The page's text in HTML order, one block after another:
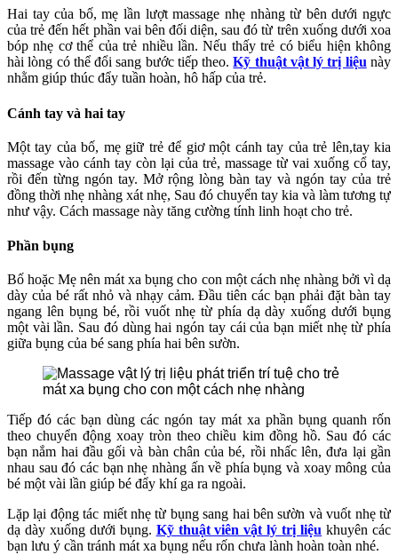
Hai tay của bố, mẹ lần lượt massage nhẹ nhàng từ bên dưới ngực
của trẻ đến hết phần vai bên đối diện, sau đó từ trên xuống dưới xoa
bóp nhẹ cơ thể của trẻ nhiều lần. Nếu thấy trẻ có biểu hiện không
hài lòng có thể đổi sang bước tiếp theo.Kỹ thuật vật lý trị liệu này
nhằm giúp thúc đẩy tuần hoàn, hô hấp của trẻ.
Cánh tay và hai tay
Một tay của bố, mẹ giữ trẻ để giơ một cánh tay của trẻ lên,tay kia
massage vào cánh tay còn lại của trẻ, massage từ vai xuống cổ tay,
rồi đến từng ngón tay. Mở rộng lòng bàn tay và ngón tay của trẻ
đồng thời nhẹ nhàng xát nhẹ, Sau đó chuyển tay kia và làm tương tự
như vậy. Cách massage này tăng cường tính linh hoạt cho trẻ.
Phần bụng
Bố hoặc Mẹ nên mát xa bụng cho con một cách nhẹ nhàng bởi vì dạ
dày của bé rất nhỏ và nhạy cảm. Đầu tiên các bạn phải đặt bàn tay
ngang lên bụng bé, rồi vuốt nhẹ từ phía dạ dày xuống dưới bụng
một vài lần. Sau đó dùng hai ngón tay cái của bạn miết nhẹ từ phía
giữa bụng của bé sang phía hai bên sườn.
mát xa bụng cho con một cách nhẹ nhàng
Tiếp đó các bạn dùng các ngón tay mát xa phần bụng quanh rốn
theo chuyển động xoay tròn theo chiều kim đồng hồ. Sau đó các
bạn nắm hai đầu gối và bàn chân của bé, rồi nhấc lên, đưa lại gần
nhau sau đó các bạn nhẹ nhàng ấn về phía bụng và xoay mông của
bé một vài lần giúp bé đẩy khí ga ra ngoài.
Lặp lại động tác miết nhẹ từ bụng sang hai bên sườn và vuốt nhẹ từ
dạ dày xuống dưới bụng. Kỹ thuật viên vật lý trị liệu khuyên các
bạn lưu ý cần tránh mát xa bụng nếu rốn chưa lành hoàn toàn nhé.